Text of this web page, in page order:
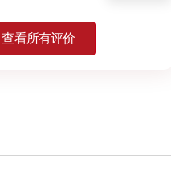
查看所有评价